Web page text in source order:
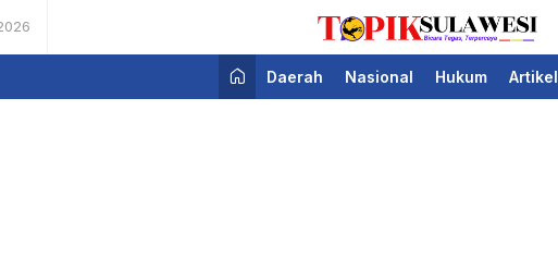
Topik Sulawesi
Bicara Tegas Terpercaya
Daerah Nasional Hukum Artikel